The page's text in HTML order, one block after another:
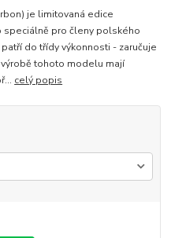
je limitovaná edice
speciálně pro členy polského
do třídy výkonnosti - zaručuje
tohoto modelu mají
celý popis